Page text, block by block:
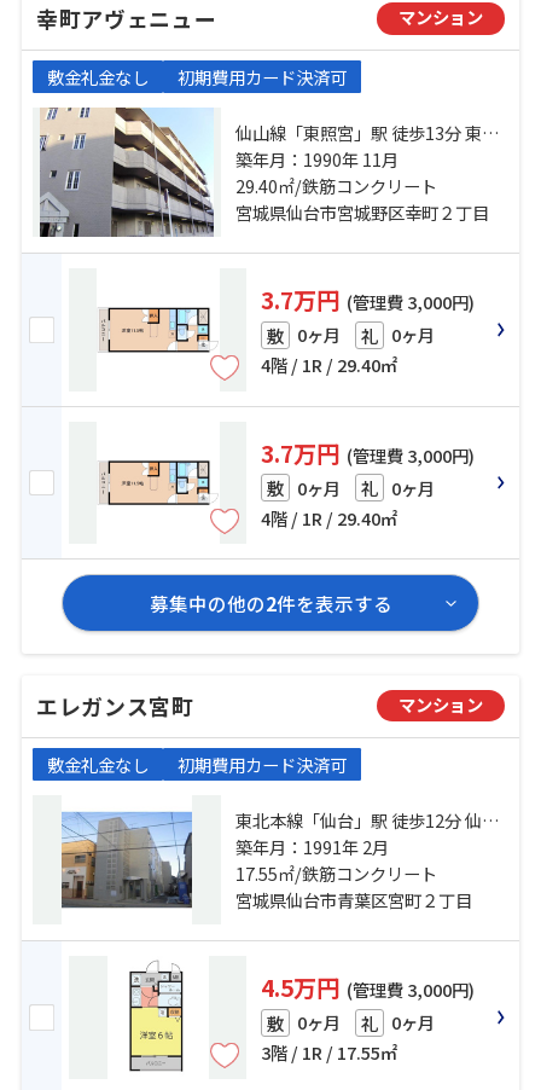
幸町アヴェニュー マンション
敷金礼金なし 初期費用カード決済可
仙山線「東照宮」駅 徒歩13分 東北
本線「東仙台」駅 徒歩25分 幸町一
丁目（宮城県）バス停下車 徒歩4
分
築年月：1990年 11月
29.40㎡/鉄筋コンクリート
宮城県仙台市宮城野区幸町２丁目
3.7万円 (管理費 3,000円)
敷 0ヶ月 礼 0ヶ月
4階 / 1R / 29.40㎡
3.7万円 (管理費 3,000円)
敷 0ヶ月 礼 0ヶ月
4階 / 1R / 29.40㎡
募集中の他の2件を表示する
エレガンス宮町 マンション
敷金礼金なし 初期費用カード決済可
東北本線「仙台」駅 徒歩12分 仙山
線「東照宮」駅 徒歩12分 仙台市営
南北線「広瀬通」駅 徒歩15分
築年月：1991年 2月
17.55㎡/鉄筋コンクリート
宮城県仙台市青葉区宮町２丁目
4.5万円 (管理費 3,000円)
敷 0ヶ月 礼 0ヶ月
3階 / 1R / 17.55㎡